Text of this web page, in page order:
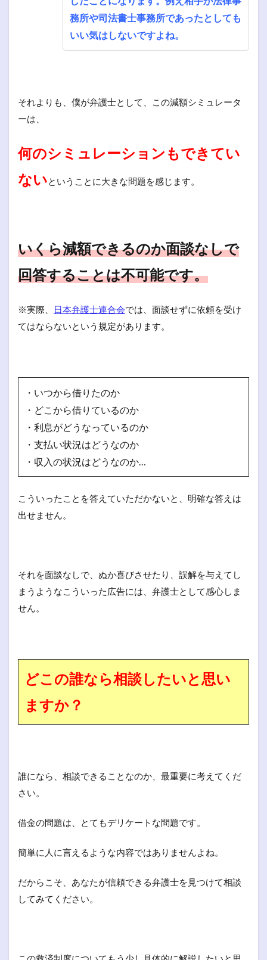
務所や司法書士事務所であったとしても
いい気はしないですよね。
それよりも、僕が弁護士として、この減額シミュレータ
ーは、
何のシミュレーションもできてい
ないということに大きな問題を感じます。
いくら減額できるのか面談なしで
回答することは不可能です。
※実際、 日本弁護士連合会では、面談せずに依頼を受け
てはならないという規定があります。
・いつから借りたのか
・どこから借りているのか
・利息がどうなっているのか
・支払い状況はどうなのか
・収入の状況はどうなのか…
こういったことを答えていただかないと、明確な答えは
出せません。
それを面談なしで、ぬか喜びさせたり、誤解を与えてし
まうようなこういった広告には、弁護士として感心しま
せん。
どこの誰なら相談したいと思い
ますか？
誰になら、相談できることなのか、最重要に考えてくだ
さい。
借金の問題は、とてもデリケートな問題です。
簡単に人に言えるような内容ではありませんよね。
だからこそ、あなたが信頼できる弁護士を見つけて相談
してみてください。